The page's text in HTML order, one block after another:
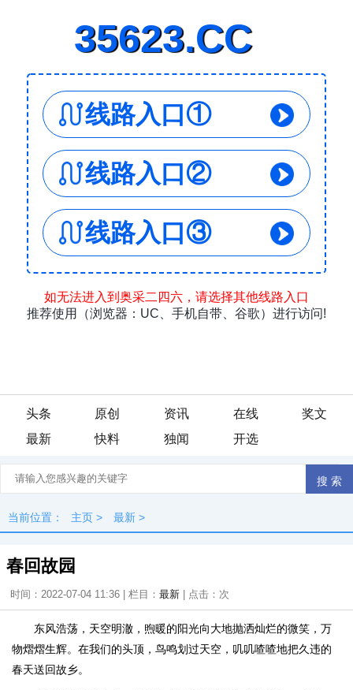
头条 原创 资讯 在线
奖文
最新
快料 独闻 开选
当前位置： 主页 > 最新 >
春回故园
时间：2022-07-04 11:36 | 栏目： 最新 | 点击： 次
东风浩荡，天空明澈，煦暖的阳光向大地抛洒灿烂的微笑，万
物熠熠生辉。在我们的头顶，鸟鸣划过天空，叽叽喳喳地把久违的
春天送回故乡。